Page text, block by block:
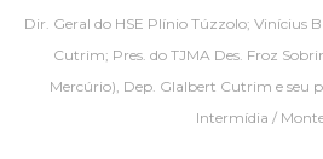
Dir. Geral do HSE Plínio Túzzolo; Vinícius
Cutrim; Pres. do TJMA Des. Froz
Mercúrio), Dep. Glalbert Cutrim e seu
Intermídia /